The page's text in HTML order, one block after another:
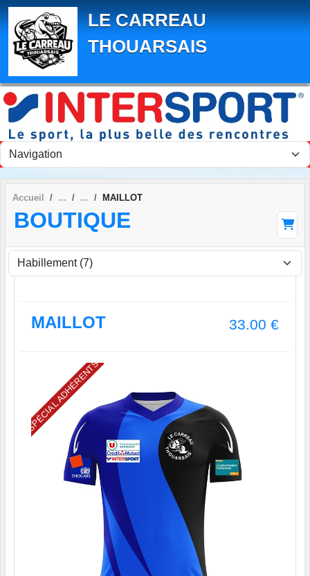
LE CARREAU
THOUARSAIS
Accueil MAILLOT
BOUTIQUE
MAILLOT 33.00 €
SPÉCIAL ADHÉRENTS
Panneau de gestion des cookies